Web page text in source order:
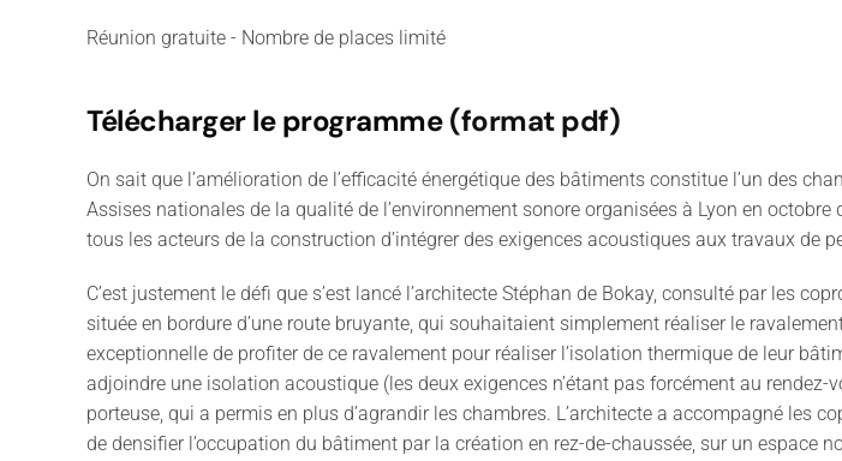
Réunion gratuite - Nombre de places limité
Télécharger le programme(format pdf)
On sait que l’amélioration de l’efficacité énergétique des bâtiments constitue l’un des
Assises nationales de la qualité de l’environnement sonore organisées à Lyon en
tous les acteurs de la construction d’intégrer des exigences acoustiques aux travaux de
C’est justement le défi que s’est lancé l’architecte Stéphan de Bokay, consulté par les
située en bordure d’une route bruyante, qui souhaitaient simplement réaliser le
exceptionnelle de profiter de ce ravalement pour réaliser l’isolation thermique de leur
adjoindre une isolation acoustique (les deux exigences n’étant pas forcément au
porteuse, qui a permis en plus d’agrandir les chambres. L’architecte a accompagné les
de densifier l’occupation du bâtiment par la création en rez-de-chaussée, sur un espace